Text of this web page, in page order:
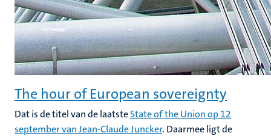
The hour of European sovereignty
Dat is de titel van de laatsteState of the Union op 12
september van Jean-Claude Juncker. Daarmee ligt de